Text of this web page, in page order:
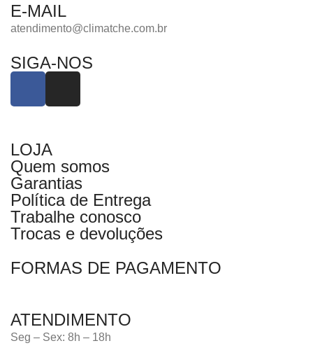
E-MAIL
atendimento@climatche.com.br
SIGA-NOS
LOJA
Quem somos
Garantias
Política de Entrega
Trabalhe conosco
Trocas e devoluções
FORMAS DE PAGAMENTO
ATENDIMENTO
Seg – Sex: 8h – 18h